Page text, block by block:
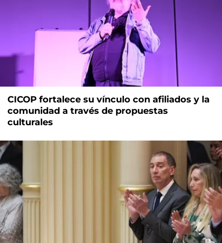
CICOP fortalece su vínculo con afiliados y la
comunidad a través de propuestas
culturales